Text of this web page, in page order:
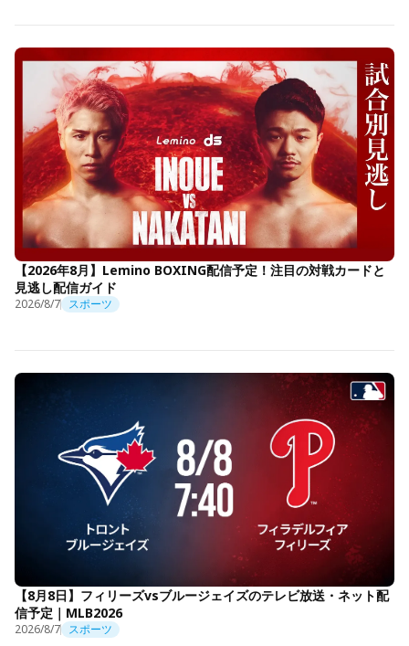
【2026年8月】Lemino BOXING配信予定！注目の対戦カードと
見逃し配信ガイド
2026/8/7 スポーツ
【8月8日】フィリーズvsブルージェイズのテレビ放送・ネット配
信予定｜MLB2026
2026/8/7 スポーツ